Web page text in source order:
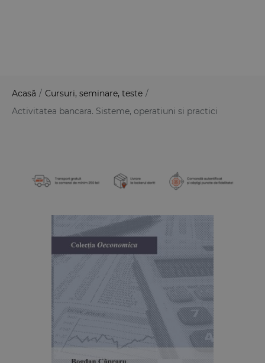
Acasă / Cursuri, seminare, teste /
Activitatea bancara. Sisteme, operatiuni si practici